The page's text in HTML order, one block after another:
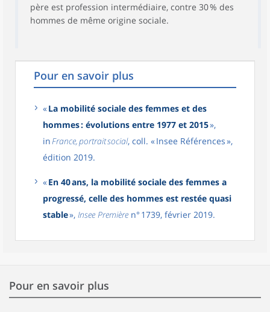
père est profession intermédiaire, contre 30 % des
hommes de même origine sociale.
Pour en savoir plus
«La mobilité sociale des femmes et des
hommes : évolutions entre 1977 et 2015»,
inFrance, portrait social, coll. « Insee Références »,
édition 2019.
«En 40 ans, la mobilité sociale des femmes a
progressé, celle des hommes est restée quasi
stable», Insee Première n° 1739, février 2019.
Pour en savoir plus